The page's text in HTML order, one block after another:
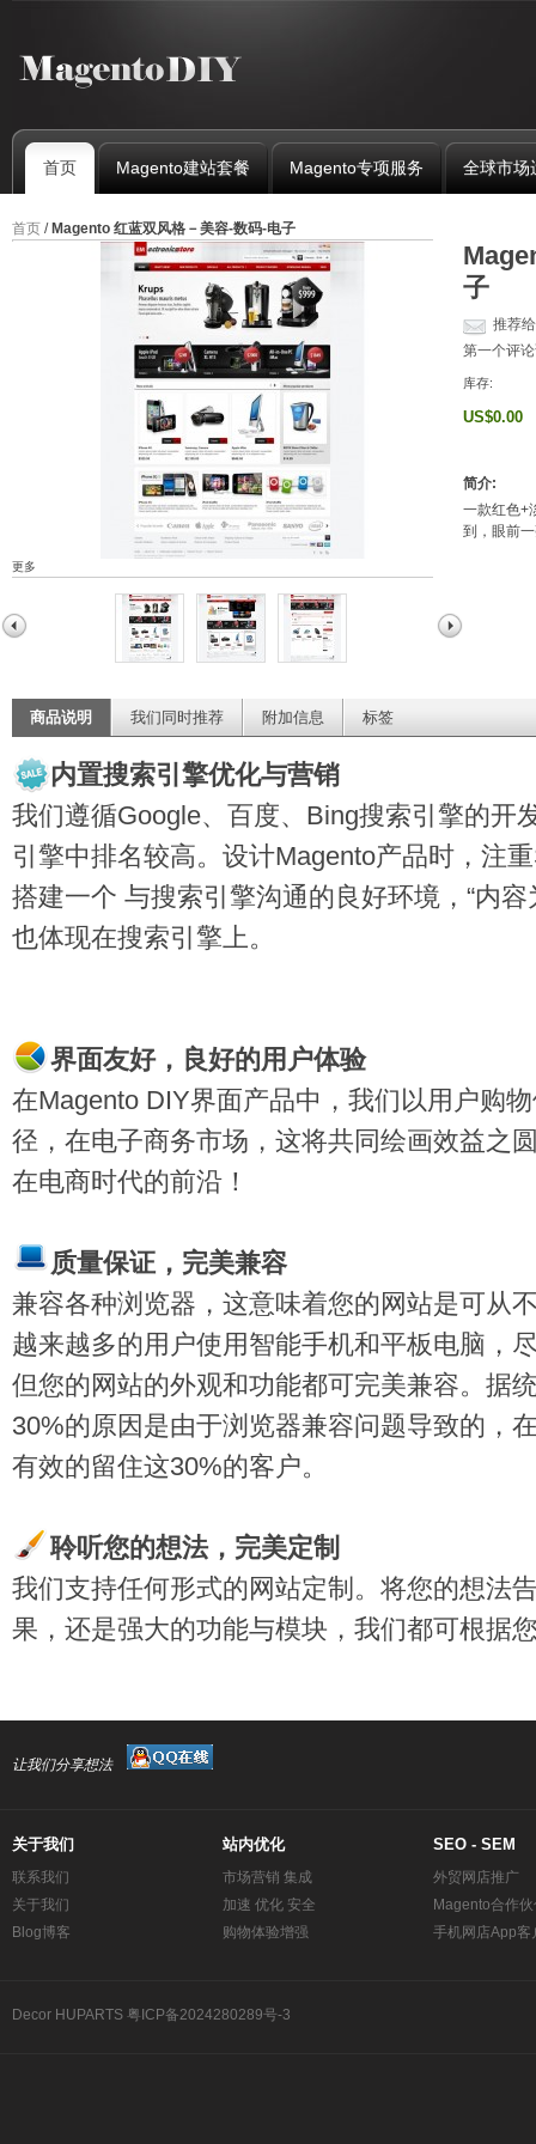
首页 Magento建站套餐 Magento专项服务 全球市场
首页 / Magento 红蓝双风格－美容-数码-电子
子
推荐
第一个评
库存:
US$0.00
简介:
一款红色+
到，眼前
更多
商品说明 我们同时推荐 附加信息 标签
内置搜索引擎优化与营销
我们遵循Google、百度、Bing搜索引擎的开
引擎中排名较高。设计Magento产品时，注
搭建一个 与搜索引擎沟通的良好环境，“内
也体现在搜索引擎上。
界面友好，良好的用户体验
在Magento DIY界面产品中，我们以用户购
径，在电子商务市场，这将共同绘画效益之
在电商时代的前沿！
质量保证，完美兼容
兼容各种浏览器，这意味着您的网站是可从
越来越多的用户使用智能手机和平板电脑，
但您的网站的外观和功能都可完美兼容。据
30%的原因是由于浏览器兼容问题导致的，
有效的留住这30%的客户。
聆听您的想法，完美定制
我们支持任何形式的网站定制。将您的想法
果，还是强大的功能与模块，我们都可根据
让我们分享想法
关于我们
联系我们
关于我们
Blog博客
站内优化
市场营销 集成
加速 优化 安全
购物体验增强
SEO - SEM
外贸网店推广
Magento合作
手机网店App客
Decor HUPARTS 粤ICP备2024280289号-3